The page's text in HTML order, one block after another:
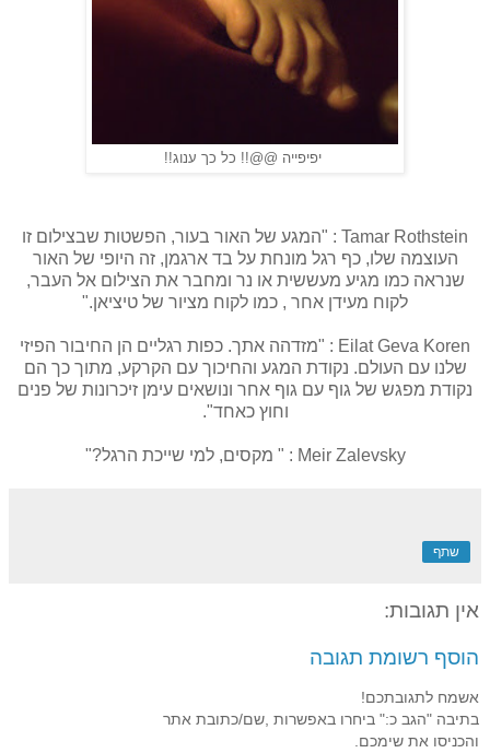
יפיפייה @@!! כל כך ענוג!!
Tamar Rothstein : "המגע של האור בעור, הפשטות שבצילום זו
העוצמה שלו, כף רגל מונחת על בד ארגמן, זה היופי של האור
שנראה כמו מגיע מעששית או נר ומחבר את הצילום אל העבר,
לקוח מעידן אחר , כמו לקוח מציור של טיציאן."
Eilat Geva Koren : "מזדהה אתך. כפות רגליים הן החיבור הפיזי
שלנו עם העולם. נקודת המגע והחיכוך עם הקרקע, מתוך כך הם
נקודת מפגש של גוף עם גוף אחר ונושאים עימן זיכרונות של פנים
וחוץ כאחד".
Meir Zalevsky : " מקסים, למי שייכת הרגל?"
שתף
אין תגובות:
הוסף רשומת תגובה
אשמח לתגובתכם!
בתיבה "הגב כ:" ביחרו באפשרות ,שם/כתובת אתר
והכניסו את שימכם.